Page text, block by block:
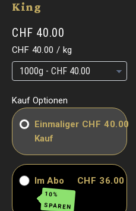
King
CHF 40.00
Grundpreis
CHF 40.00 / pro
kg
Grundpreis
Grundpreis
Kauf Optionen
Einmaliger
Kauf
CHF 40.00
Im Abo
10%
SPAREN
CHF 36.00